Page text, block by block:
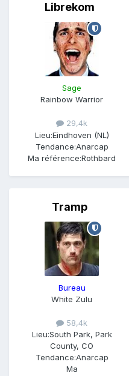
Librekom
Sage
Rainbow Warrior
29,4k
Lieu:Eindhoven (NL)
Tendance:Anarcap
Ma référence:Rothbard
Tramp
Bureau
White Zulu
58,4k
Lieu:South Park, Park
County, CO
Tendance:Anarcap
Ma